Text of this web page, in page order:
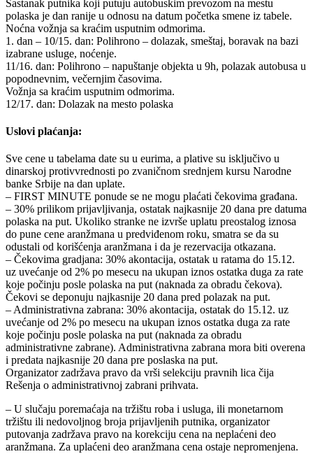
Sastanak putnika koji putuju autobuskim prevozom na mestu
polaska je dan ranije u odnosu na datum početka smene iz tabele.
Noćna vožnja sa kraćim usputnim odmorima.
1. dan – 10/15. dan: Polihrono – dolazak, smeštaj, boravak na bazi
izabrane usluge, noćenje.
11/16. dan: Polihrono – napuštanje objekta u 9h, polazak autobusa u
popodnevnim, večernjim časovima.
Vožnja sa kraćim usputnim odmorima.
12/17. dan: Dolazak na mesto polaska
Uslovi plaćanja:
Sve cene u tabelama date su u eurima, a plative su isključivo u
dinarskoj protivvrednosti po zvaničnom srednjem kursu Narodne
banke Srbije na dan uplate.
– FIRST MINUTE ponude se ne mogu plaćati čekovima građana.
– 30% prilikom prijavljivanja, ostatak najkasnije 20 dana pre datuma
polaska na put. Ukoliko stranke ne izvrše uplatu preostalog iznosa
do pune cene aranžmana u predviđenom roku, smatra se da su
odustali od korišćenja aranžmana i da je rezervacija otkazana.
– Čekovima gradjana: 30% akontacija, ostatak u ratama do 15.12.
uz uvećanje od 2% po mesecu na ukupan iznos ostatka duga za rate
koje počinju posle polaska na put (naknada za obradu čekova).
Čekovi se deponuju najkasnije 20 dana pred polazak na put.
– Administrativna zabrana: 30% akontacija, ostatak do 15.12. uz
uvećanje od 2% po mesecu na ukupan iznos ostatka duga za rate
koje počinju posle polaska na put (naknada za obradu
administrativne zabrane). Administrativna zabrana mora biti overena
i predata najkasnije 20 dana pre poslaska na put.
Organizator zadržava pravo da vrši selekciju pravnih lica čija
Rešenja o administrativnoj zabrani prihvata.
– U slučaju poremaćaja na tržištu roba i usluga, ili monetarnom
tržištu ili nedovoljnog broja prijavljenih putnika, organizator
putovanja zadržava pravo na korekciju cena na neplaćeni deo
aranžmana. Za uplaćeni deo aranžmana cena ostaje nepromenjena.